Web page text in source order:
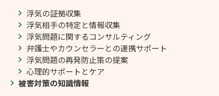
浮気の証拠収集
浮気相手の特定と情報収集
浮気問題に関するコンサルティング
弁護士やカウンセラーとの連携サポート
浮気問題の再発防止策の提案
心理的サポートとケア
被害対策の知識情報